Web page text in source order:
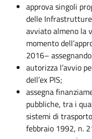
approva singoli
delle Infrastrutture
avviato almeno la
momento
2016–
autorizza l’avvio
dell’ex PIS;
assegna
pubbliche, tra i
sistemi di
febbraio 1992, n.